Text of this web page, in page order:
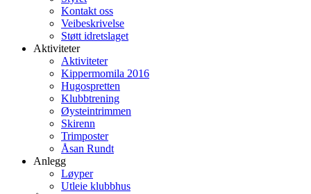
Kontakt oss
Veibeskrivelse
Støtt idretslaget
Aktiviteter
Aktiviteter
Kippermomila 2016
Hugospretten
Klubbtrening
Øysteintrimmen
Skirenn
Trimposter
Åsan Rundt
Anlegg
Løyper
Utleie klubbhus